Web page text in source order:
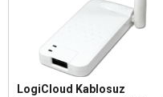
LogiCloud Kablosuz